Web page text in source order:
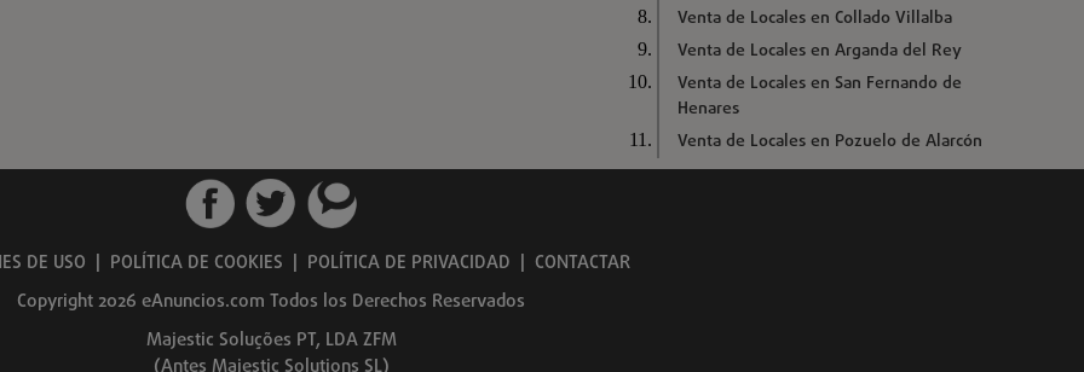
Venta de Locales en Collado Villalba
Venta de Locales en Arganda del Rey
Venta de Locales en San Fernando de
Henares
Venta de Locales en Pozuelo de Alarcón
DE USO POLÍTICA DE COOKIES POLÍTICA DE PRIVACIDAD
CONTACTAR
Copyright 2026 eAnuncios.com Todos los Derechos Reservados
Majestic Soluções PT, LDA ZFM